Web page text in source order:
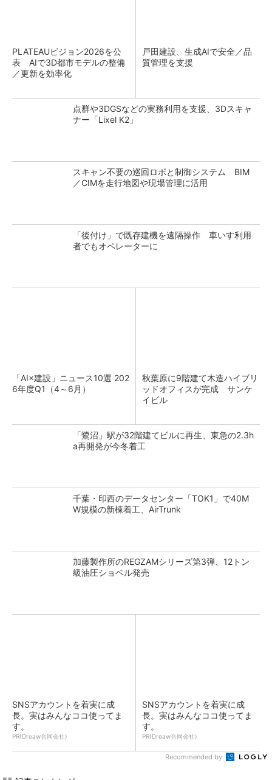
PLATEAUビジョン2026を公
表 AIで3D都市モデルの整備
／更新を効率化
戸田建設、生成AIで安全／品
質管理を支援
点群や3DGSなどの実務利用を支援、3Dスキャ
ナー「Lixel K2」
スキャン不要の巡回ロボと制御システム BIM
／CIMを走行地図や現場管理に活用
「後付け」で既存建機を遠隔操作 車いす利用
者でもオペレーターに
「AI×建設」ニュース10選 202
6年度Q1（4～6月）
秋葉原に9階建て木造ハイブリ
ッドオフィスが完成 サンケ
イビル
「鷺沼」駅が32階建てビルに再生、東急の2.3h
a再開発が今冬着工
千葉・印西のデータセンター「TOK1」で40M
W規模の新棟着工、AirTrunk
加藤製作所のREGZAMシリーズ第3弾、12トン
級油圧ショベル発売
SNSアカウントを着実に成
長。実はみんなココ使ってま
す。
PR(Dreaw合同会社)
SNSアカウントを着実に成
長。実はみんなココ使ってま
す。
PR(Dreaw合同会社)
Recommended by